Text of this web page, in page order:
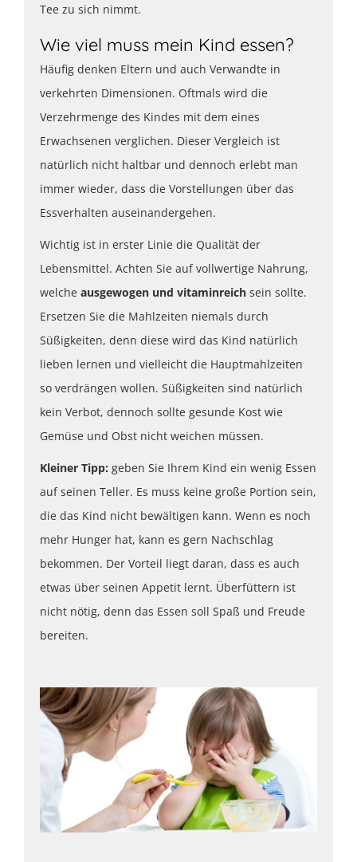
Tee zu sich nimmt.
Wie viel muss mein Kind essen?
Häufig denken Eltern und auch Verwandte in
verkehrten Dimensionen. Oftmals wird die
Verzehrmenge des Kindes mit dem eines
Erwachsenen verglichen. Dieser Vergleich ist
natürlich nicht haltbar und dennoch erlebt man
immer wieder, dass die Vorstellungen über das
Essverhalten auseinandergehen.
Wichtig ist in erster Linie die Qualität der
Lebensmittel. Achten Sie auf vollwertige Nahrung,
welche ausgewogen und vitaminreich sein sollte.
Ersetzen Sie die Mahlzeiten niemals durch
Süßigkeiten, denn diese wird das Kind natürlich
lieben lernen und vielleicht die Hauptmahlzeiten
so verdrängen wollen. Süßigkeiten sind natürlich
kein Verbot, dennoch sollte gesunde Kost wie
Gemüse und Obst nicht weichen müssen.
Kleiner Tipp: geben Sie Ihrem Kind ein wenig Essen
auf seinen Teller. Es muss keine große Portion sein,
die das Kind nicht bewältigen kann. Wenn es noch
mehr Hunger hat, kann es gern Nachschlag
bekommen. Der Vorteil liegt daran, dass es auch
etwas über seinen Appetit lernt. Überfüttern ist
nicht nötig, denn das Essen soll Spaß und Freude
bereiten.